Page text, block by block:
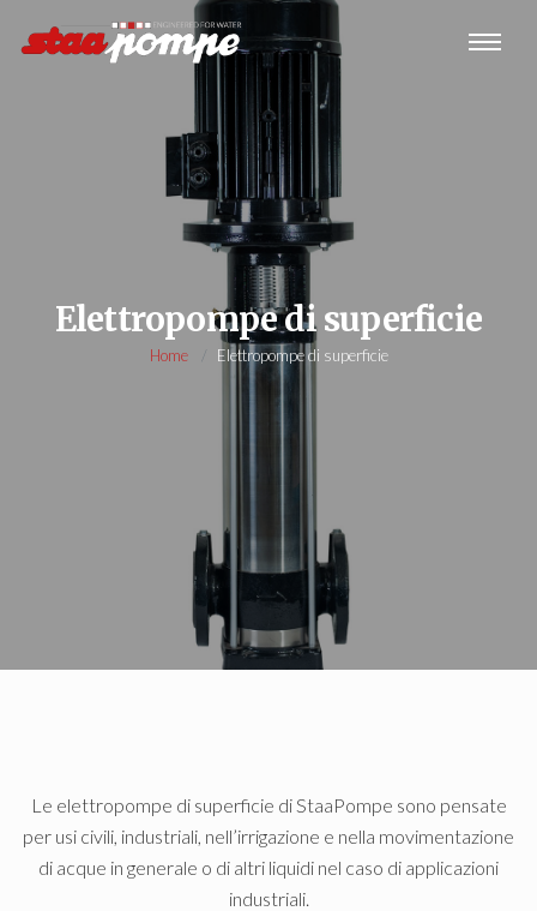
Elettropompe di superficie
Home Elettropompe di superficie
Le elettropompe di superficie di StaaPompe sono pensate
per usi civili, industriali, nell’irrigazione e nella movimentazione
di acque in generale o di altri liquidi nel caso di applicazioni
industriali.